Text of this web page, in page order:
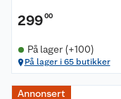
29900
På lager (+100)
På lager i 65 butikker
Annonsert